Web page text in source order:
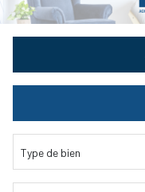
Type de bien